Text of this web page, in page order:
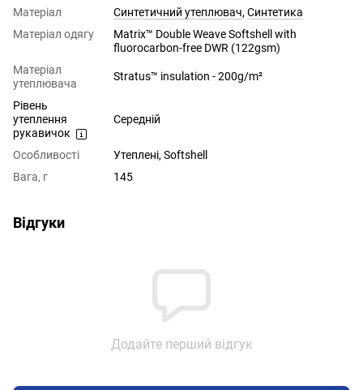
Матеріал
Синтетичний утеплювач, Синтетика
Матеріал одягу
Matrix™ Double Weave Softshell with
fluorocarbon-free DWR (122gsm)
Матеріал
утеплювача
Stratus™ insulation - 200g/m²
Рівень
утеплення
рукавичок
Середній
Особливості
Утеплені, Softshell
Вага, г
145
Відгуки
Додайте перший відгук